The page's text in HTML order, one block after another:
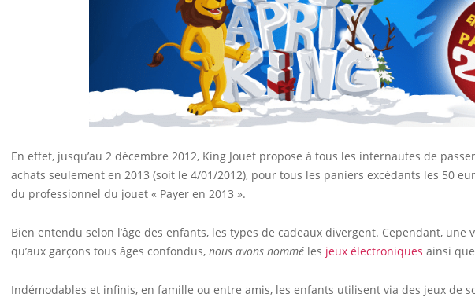
En effet, jusqu’au 2 décembre 2012, King Jouet propose à tous les internautes de
achats seulement en 2013 (soit le 4/01/2012), pour tous les paniers excédants les 50
du professionnel du jouet « Payer en 2013 ».
Bien entendu selon l’âge des enfants, les types de cadeaux divergent. Cependant,
qu’aux garçons tous âges confondus, nous avons nommé les jeux électroniques ainsi
Indémodables et infinis, en famille ou entre amis, les enfants utilisent via des jeux de